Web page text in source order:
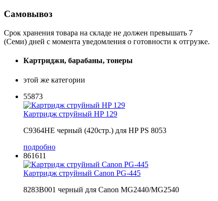
Самовывоз
Срок хранения товара на складе не должен превышать 7
(Семи) дней с момента уведомления о готовности к отгрузке.
Картриджи, барабаны, тонеры
этой же категории
55873
Картридж струйный HP 129
C9364HE черный (420стр.) для HP PS 8053
подробно
861611
Картридж струйный Canon PG-445
8283B001 черный для Canon MG2440/MG2540